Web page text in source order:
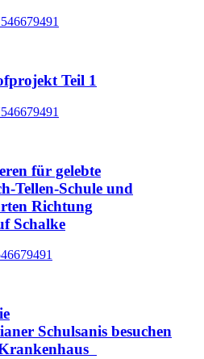
Teil 1
für gelebte
Tellen-Schule und
Richtung
Schalke
Schulsanis besuchen